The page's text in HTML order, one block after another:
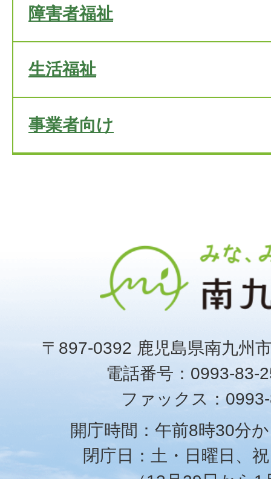
障害者福祉
生活福祉
事業者向け
〒897-0392 鹿児島県南九州
電話番号：0993-83-
ファックス：
開庁時間：午前8時30分
閉庁日：土・日曜日、